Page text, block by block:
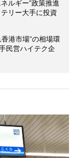
ルギー”政策推進
リー大手に投資
港市場”の相場環
民営ハイテク企